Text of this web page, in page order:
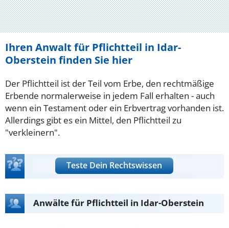
Ihren Anwalt für Pflichtteil in Idar-
Oberstein finden Sie hier
Der Pflichtteil ist der Teil vom Erbe, den rechtmäßige
Erbende normalerweise in jedem Fall erhalten - auch
wenn ein Testament oder ein Erbvertrag vorhanden ist.
Allerdings gibt es ein Mittel, den Pflichtteil zu
"verkleinern".
Teste Dein Rechtswissen
Anwälte für Pflichtteil in Idar-Oberstein